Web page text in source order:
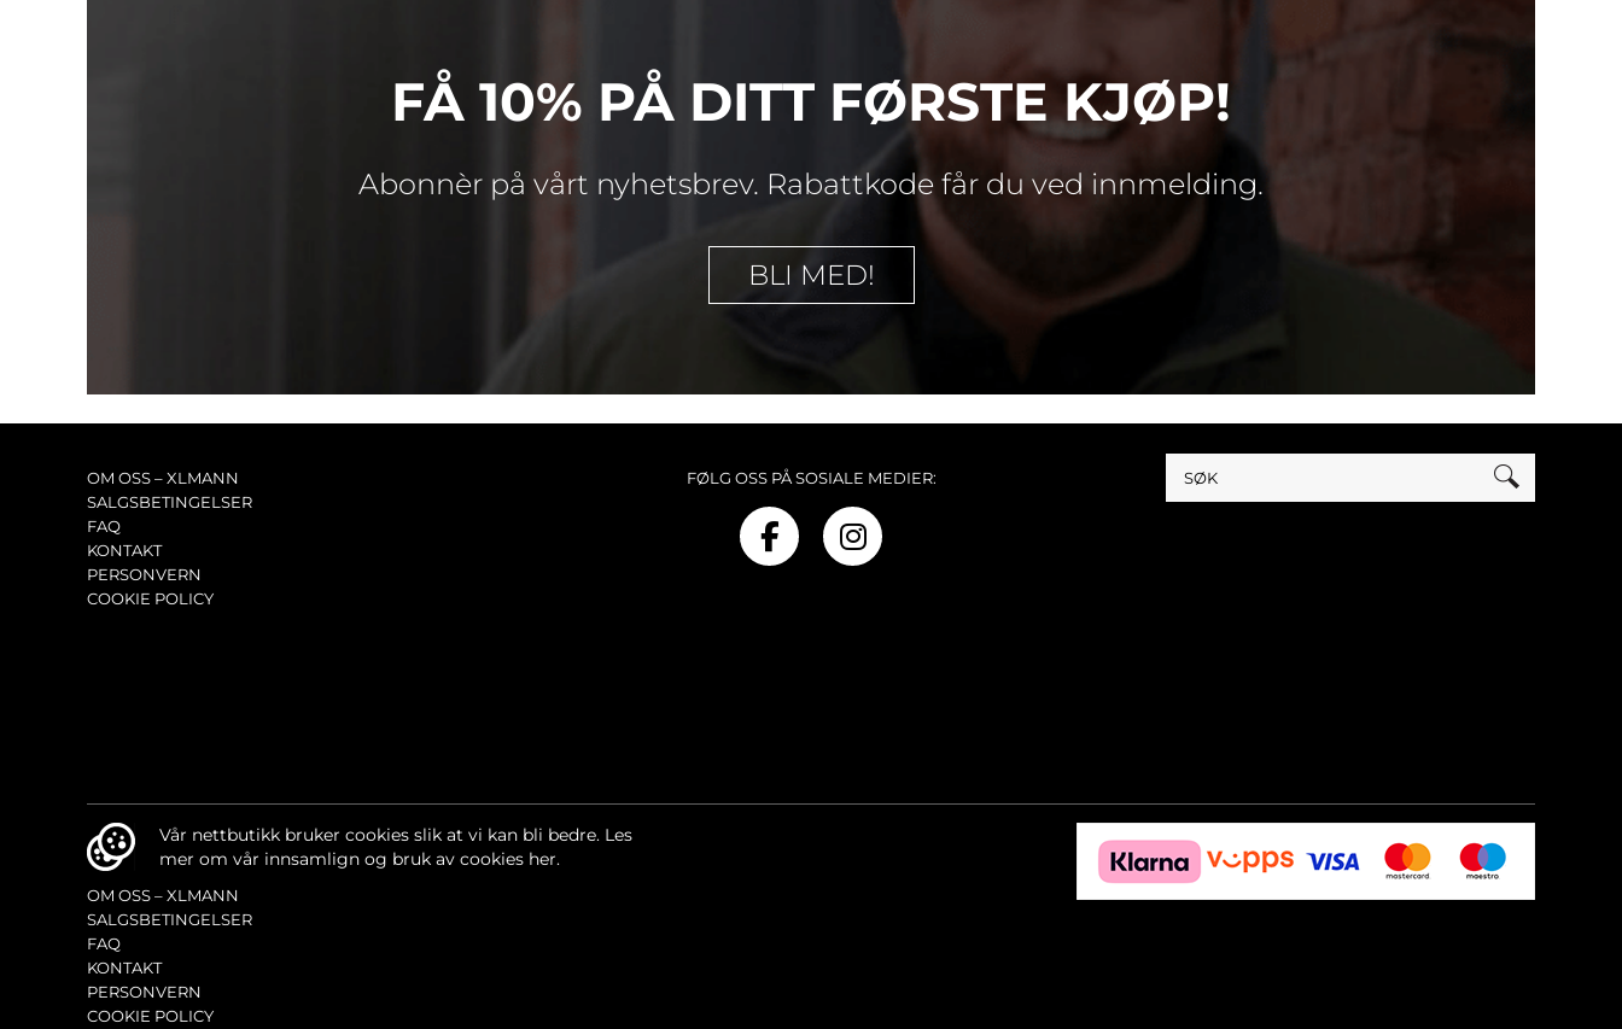
FÅ 10% PÅ DITT FØRSTE KJØP!
Abonnèr på vårt nyhetsbrev. Rabattkode får du ved innmelding.
BLI MED!
OM OSS – XLMANN
SALGSBETINGELSER
FAQ
KONTAKT
PERSONVERN
COOKIE POLICY
FØLG OSS PÅ SOSIALE MEDIER:
Vår nettbutikk bruker cookies slik at vi kan bli bedre. Les
mer om vår innsamlign og bruk av cookies her.
OM OSS – XLMANN
SALGSBETINGELSER
FAQ
KONTAKT
PERSONVERN
COOKIE POLICY